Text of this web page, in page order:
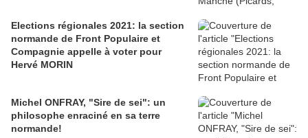
Elections régionales 2021: la section
normande de Front Populaire et
Compagnie appelle à voter pour
Hervé MORIN
Michel ONFRAY, "Sire de sei": un
philosophe enraciné en sa terre
normande!